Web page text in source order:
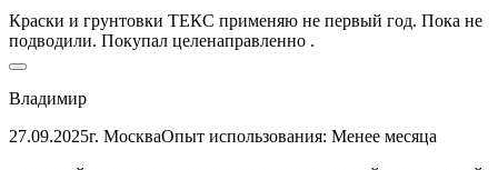
Краски и грунтовки ТЕКС применяю не первый год. Пока не
подводили. Покупал целенаправленно .
Владимир
27.09.2025г. МоскваОпыт использования: Менее месяца